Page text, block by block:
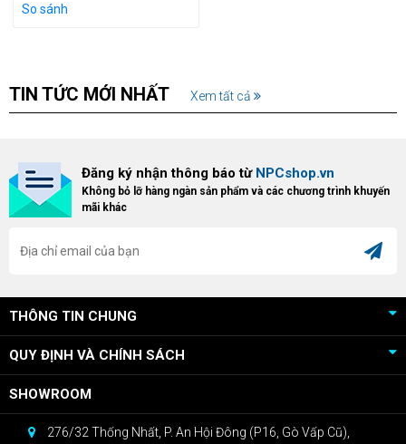
So sánh
TIN TỨC MỚI NHẤT Xem tất cả
Đăng ký nhận thông báo từ NPCshop.vn
Không bỏ lỡ hàng ngàn sản phẩm và các chương trình khuyến
mãi khác
THÔNG TIN CHUNG
QUY ĐỊNH VÀ CHÍNH SÁCH
SHOWROOM
276/32 Thống Nhất, P. An Hội Đông (P16, Gò Vấp Cũ),